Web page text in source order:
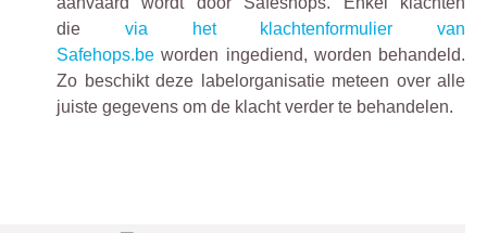
die via het klachtenformulier van
Safehops.be worden ingediend, worden behandeld.
Zo beschikt deze labelorganisatie meteen over alle
juiste gegevens om de klacht verder te behandelen.